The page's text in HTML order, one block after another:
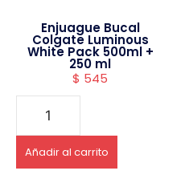
Enjuague Bucal
Colgate Luminous
White Pack 500ml +
250 ml
$ 545
Añadir al carrito